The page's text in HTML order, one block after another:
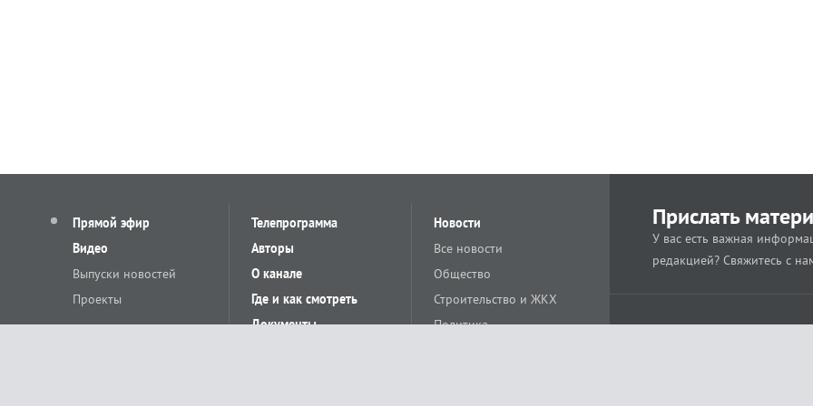
Прямой эфир
Видео
Выпуски новостей
Проекты
Телепрограмма
Авторы
О канале
Где и как смотреть
Документы
Новости
Все новости
Общество
Строительство и ЖКХ
Политика
Прислать
У вас есть важная
редакцией? Свяжитесь с